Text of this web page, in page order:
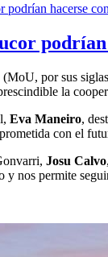
podrían
por sus
la
Eva Maneiro,
con el
Josu Calvo
nos permite